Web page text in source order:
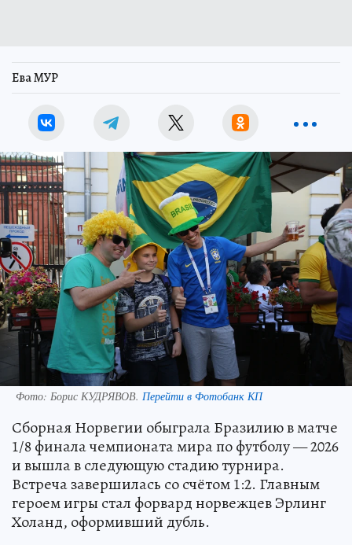
Ева МУР
Фото: Борис КУДРЯВОВ. Перейти в Фотобанк КП
Сборная Норвегии обыграла Бразилию в матче
1/8 финала чемпионата мира по футболу — 2026
и вышла в следующую стадию турнира.
Встреча завершилась со счётом 1:2. Главным
героем игры стал форвард норвежцев Эрлинг
Холанд, оформивший дубль.